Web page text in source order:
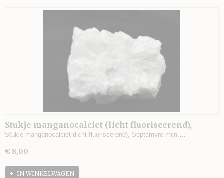
Stukje manganocalciet (licht fluoriscerend),
Septemvre mijn, Madan, Bulgarije - 77 gram - 5 x
Stukje manganocalciet (licht fluoriscerend), Septemvre mijn,…
€ 8,00
IN WINKELWAGEN